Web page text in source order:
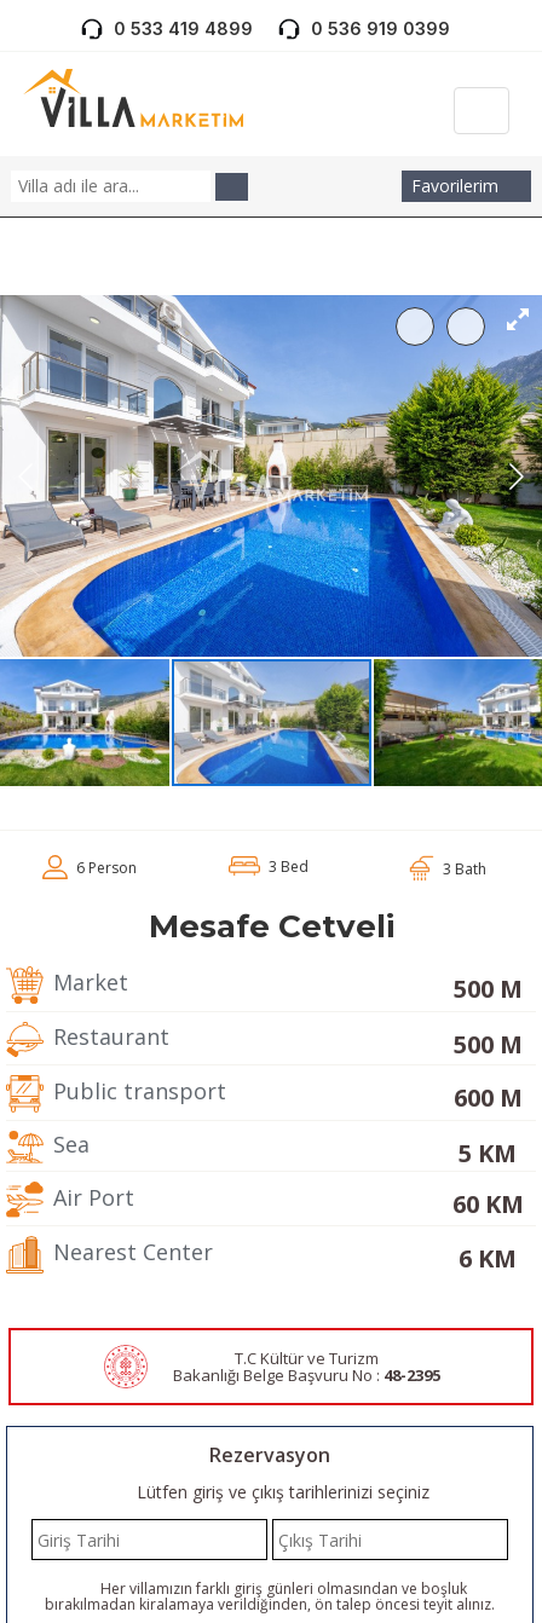
0 533 419 4899 0 536 919 0399
Favorilerim
6 Person 3 Bed 3 Bath
Mesafe Cetveli
Market 500 M
Restaurant 500 M
Public transport 600 M
Sea 5 KM
Air Port 60 KM
Nearest Center 6 KM
T.C Kültür ve Turizm
Bakanlığı Belge Başvuru No : 48-2395
Rezervasyon
Lütfen giriş ve çıkış tarihlerinizi seçiniz
Her villamızın farklı giriş günleri olmasından ve boşluk
bırakılmadan kiralamaya verildiğinden, ön talep öncesi teyit alınız.